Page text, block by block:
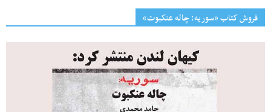
فروش کتاب «سوریه: چاله عنکبوت»